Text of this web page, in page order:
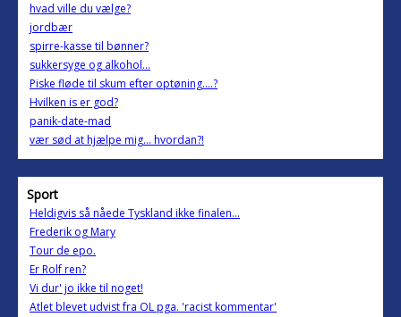
hvad ville du vælge?
jordbær
spirre-kasse til bønner?
sukkersyge og alkohol...
Piske fløde til skum efter optøning....?
Hvilken is er god?
panik-date-mad
vær sød at hjælpe mig... hvordan?!
Sport
Heldigvis så nåede Tyskland ikke finalen...
Frederik og Mary
Tour de epo.
Er Rolf ren?
Vi dur' jo ikke til noget!
Atlet blevet udvist fra OL pga. 'racist kommentar'